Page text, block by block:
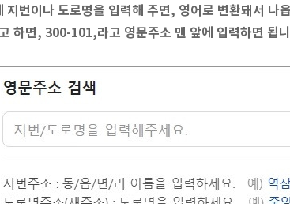
지번이나 도로명을 입력해 주면, 영어로 변환돼서 나
하면, 300-101,라고 영문주소 맨 앞에 입력하면 됩